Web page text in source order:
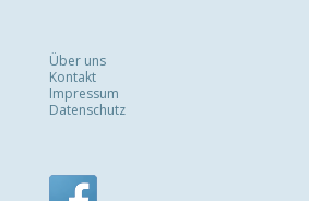
Über uns
Kontakt
Impressum
Datenschutz